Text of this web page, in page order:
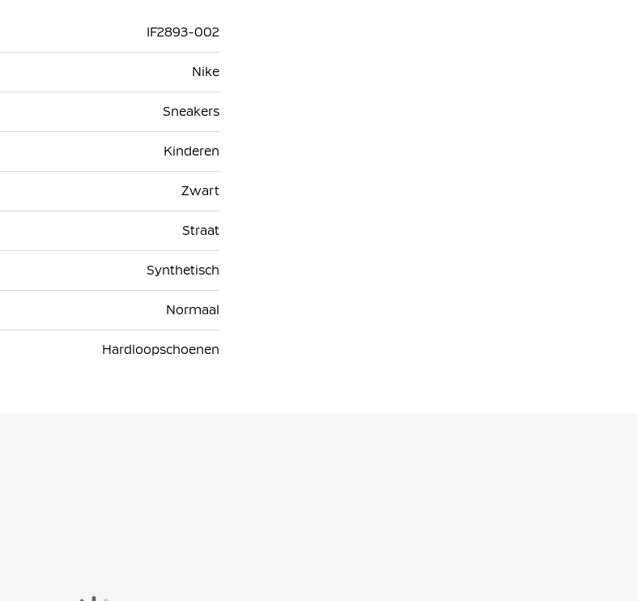
IF2893-002
Nike
Sneakers
Kinderen
Zwart
Straat
Synthetisch
Normaal
Hardloopschoenen